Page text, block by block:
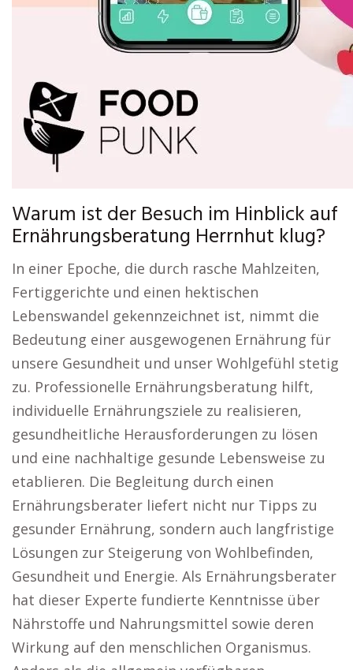
Warum ist der Besuch im Hinblick auf
Ernährungsberatung Herrnhut klug?
In einer Epoche, die durch rasche Mahlzeiten,
Fertiggerichte und einen hektischen
Lebenswandel gekennzeichnet ist, nimmt die
Bedeutung einer ausgewogenen Ernährung für
unsere Gesundheit und unser Wohlgefühl stetig
zu. Professionelle Ernährungsberatung hilft,
individuelle Ernährungsziele zu realisieren,
gesundheitliche Herausforderungen zu lösen
und eine nachhaltige gesunde Lebensweise zu
etablieren. Die Begleitung durch einen
Ernährungsberater liefert nicht nur Tipps zu
gesunder Ernährung, sondern auch langfristige
Lösungen zur Steigerung von Wohlbefinden,
Gesundheit und Energie. Als Ernährungsberater
hat dieser Experte fundierte Kenntnisse über
Nährstoffe und Nahrungsmittel sowie deren
Wirkung auf den menschlichen Organismus.